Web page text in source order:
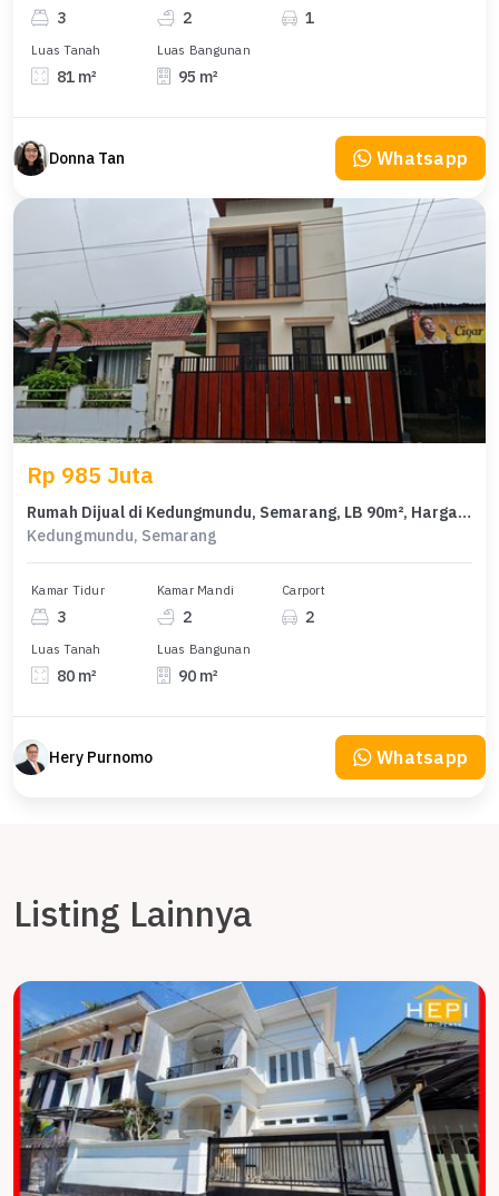
3 2 1
Luas Tanah
81 m²
Luas Bangunan
95 m²
Donna Tan Whatsapp
Rp 985 Juta
Rumah Dijual di Kedungmundu, Semarang, LB 90m², Harga Terbaik!
Kedungmundu, Semarang
Kamar Tidur
3
Kamar Mandi
2
Carport
2
Luas Tanah
80 m²
Luas Bangunan
90 m²
Hery Purnomo Whatsapp
Listing Lainnya